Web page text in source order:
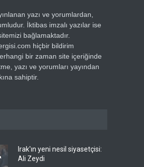
yazı ve yorumlardan,
İktibas imzalı yazılar ise
bağlamaktadır.
hiçbir bildirim
bir zaman site içeriğinde
yazı ve yorumları yayından
sahiptir.
Irak'ın yeni nesil siyasetçisi:
Ali Zeydi